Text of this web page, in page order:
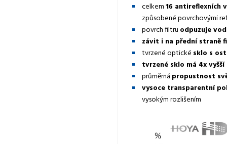
celkem16 antireflexních
způsobené povrchovými
povrch filtru odpuzuje
závit i na přední straně
tvrzené optické sklo s
tvrzené sklo má 4x
průměrná propustnost
vysoce transparentní
vysokým rozlišením